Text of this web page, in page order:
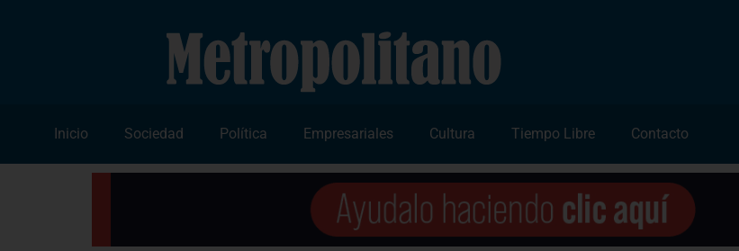
Inicio Sociedad Política Empresariales Cultura Tiempo Libre Contacto